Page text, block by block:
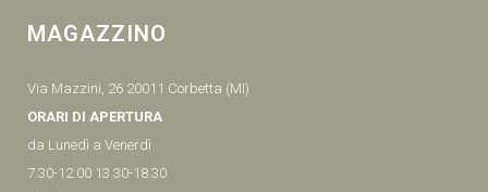
MAGAZZINO
Via Mazzini, 26 20011 Corbetta (MI)
ORARI DI APERTURA
da Lunedì a Venerdì
7.30-12.00 13.30-18.30